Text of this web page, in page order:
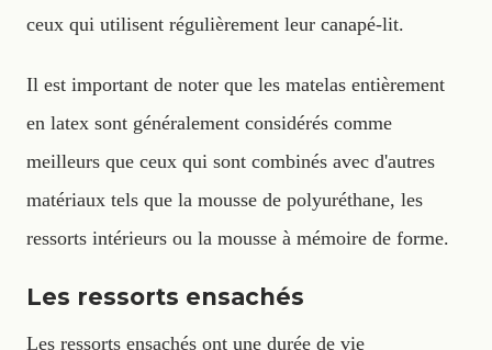
ceux qui utilisent régulièrement leur canapé-lit.
Il est important de noter que les matelas entièrement
en latex sont généralement considérés comme
meilleurs que ceux qui sont combinés avec d'autres
matériaux tels que la mousse de polyuréthane, les
ressorts intérieurs ou la mousse à mémoire de forme.
Les ressorts ensachés
Les ressorts ensachés ont une durée de vie